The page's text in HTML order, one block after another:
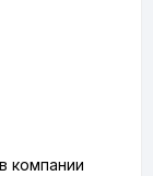
компании